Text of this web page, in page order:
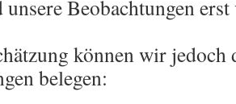
Beobachtungen
können wir jedoch
belegen: